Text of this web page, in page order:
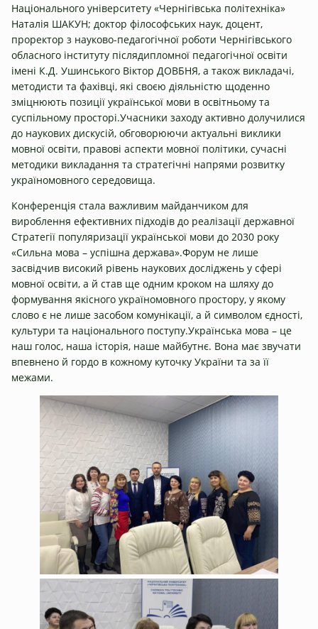
Національного університету «Чернігівська політехніка»
Наталія ШАКУН; доктор філософських наук, доцент,
проректор з науково-педагогічної роботи Чернігівського
обласного інституту післядипломної педагогічної освіти
імені К.Д. Ушинського Віктор ДОВБНЯ, а також викладачі,
методисти та фахівці, які своєю діяльністю щоденно
зміцнюють позиції української мови в освітньому та
суспільному просторі.Учасники заходу активно долучилися
до наукових дискусій, обговорюючи актуальні виклики
мовної освіти, правові аспекти мовної політики, сучасні
методики викладання та стратегічні напрями розвитку
україномовного середовища.
Конференція стала важливим майданчиком для
вироблення ефективних підходів до реалізації державної
Стратегії популяризації української мови до 2030 року
«Сильна мова – успішна держава».Форум не лише
засвідчив високий рівень наукових досліджень у сфері
мовної освіти, а й став ще одним кроком на шляху до
формування якісного україномовного простору, у якому
слово є не лише засобом комунікації, а й символом єдності,
культури та національного поступу.Українська мова – це
наш голос, наша історія, наше майбутнє. Вона має звучати
впевнено й гордо в кожному куточку України та за її
межами.